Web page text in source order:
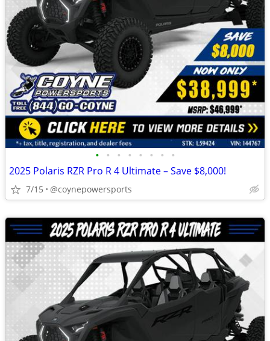
• • • • • • • •
2025 Polaris RZR Pro R 4 Ultimate – Save $8,000!
7/15 @coynepowersports